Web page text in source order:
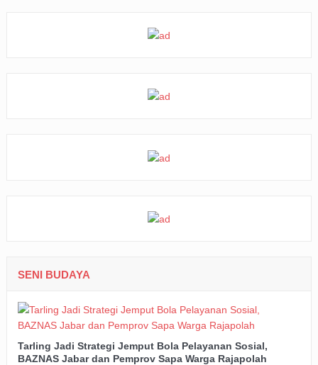
SENI BUDAYA
Tarling Jadi Strategi Jemput Bola Pelayanan Sosial,
BAZNAS Jabar dan Pemprov Sapa Warga Rajapolah